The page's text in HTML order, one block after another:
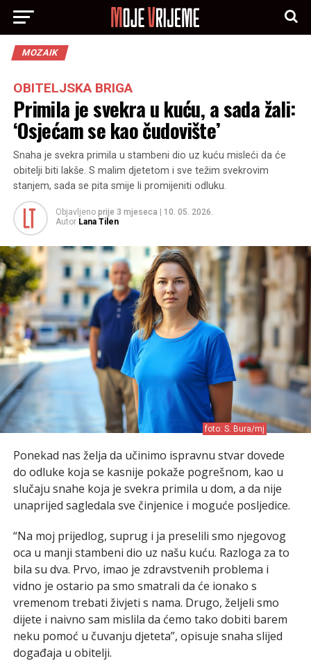
MOZAIK
OBITELJSKA BRIGA
Primila je svekra u kuću, a sada žali:
‘Osjećam se kao čudovište’
Snaha je svekra primila u stambeni dio uz kuću misleći da će
obitelji biti lakše. S malim djetetom i sve težim svekrovim
stanjem, sada se pita smije li promijeniti odluku.
Objavljeno prije 3 mjeseca
10. 05. 2026.
Autor Lana Tilen
foto: S. Bura/mj
Ponekad nas želja da učinimo ispravnu stvar dovede
do odluke koja se kasnije pokaže pogrešnom, kao u
slučaju snahe koja je svekra primila u dom, a da nije
unaprijed sagledala sve činjenice i moguće posljedice.
“Na moj prijedlog, suprug i ja preselili smo njegovog
oca u manji stambeni dio uz našu kuću. Razloga za to
bila su dva. Prvo, imao je zdravstvenih problema i
vidno je ostario pa smo smatrali da će ionako s
vremenom trebati živjeti s nama. Drugo, željeli smo
dijete i naivno sam mislila da ćemo tako dobiti barem
neku pomoć u čuvanju djeteta”, opisuje snaha slijed
događaja u obitelji.